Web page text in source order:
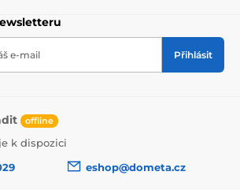
e-mail Přihlásit
offline
k dispozici
eshop@dometa.cz